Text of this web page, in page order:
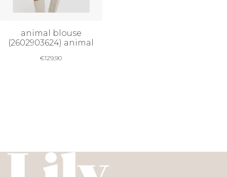
animal blouse
(2602903624) animal
€129,90